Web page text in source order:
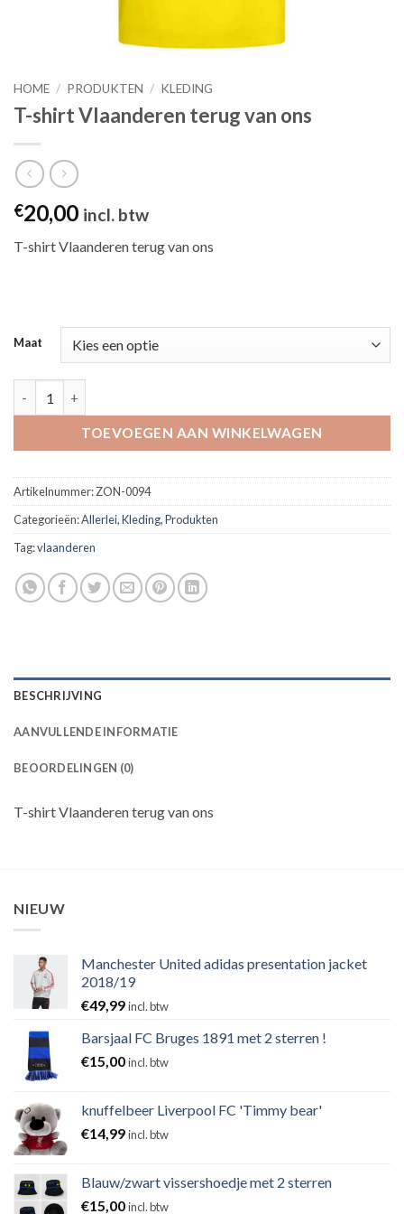
HOME / PRODUKTEN / KLEDING
T-shirt Vlaanderen terug van ons
€20,00 incl. btw
T-shirt Vlaanderen terug van ons
Maat
TOEVOEGEN AAN WINKELWAGEN
Artikelnummer:ZON-0094
Categorieën:Allerlei,Kleding,Produkten
Tag:vlaanderen
BESCHRIJVING
AANVULLENDE INFORMATIE
BEOORDELINGEN (0)
T-shirt Vlaanderen terug van ons
NIEUW
Manchester United adidas presentation jacket
2018/19
€49,99incl. btw
Barsjaal FC Bruges 1891 met 2 sterren !
€15,00incl. btw
knuffelbeer Liverpool FC 'Timmy bear'
€14,99incl. btw
Blauw/zwart vissershoedje met 2 sterren
€15,00incl. btw